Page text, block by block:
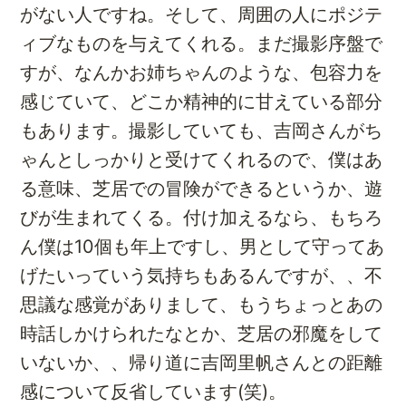
がない人ですね。そして、周囲の人にポジテ
ィブなものを与えてくれる。まだ撮影序盤で
すが、なんかお姉ちゃんのような、包容力を
感じていて、どこか精神的に甘えている部分
もあります。撮影していても、吉岡さんがち
ゃんとしっかりと受けてくれるので、僕はあ
る意味、芝居での冒険ができるというか、遊
びが生まれてくる。付け加えるなら、もちろ
ん僕は10個も年上ですし、男として守ってあ
げたいっていう気持ちもあるんですが、、不
思議な感覚がありまして、もうちょっとあの
時話しかけられたなとか、芝居の邪魔をして
いないか、、帰り道に吉岡里帆さんとの距離
感について反省しています(笑)。